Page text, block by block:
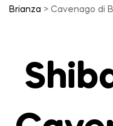
Brianza > Cavenago di